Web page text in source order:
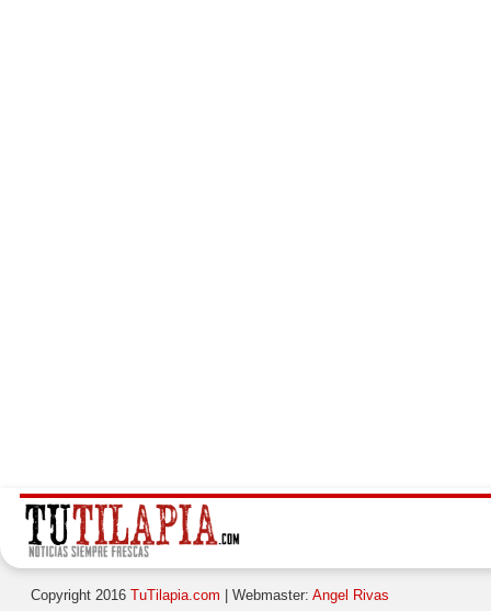
Copyright 2016 TuTilapia.com | Webmaster: Angel Rivas